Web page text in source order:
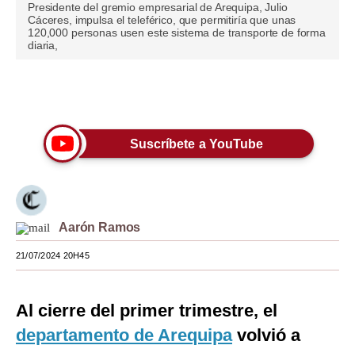
Lujo
Viajes
Mundo
EEUU
España
Club del Suscriptor
Presidente del gremio empresarial de Arequipa, Julio
Cáceres, impulsa el teleférico, que permitiría que unas
120,000 personas usen este sistema de transporte de forma
diaria,
Suscríbete a YouTube
Aarón Ramos
21/07/2024 20H45
Al cierre del primer trimestre, el
departamento de Arequipavolvió a